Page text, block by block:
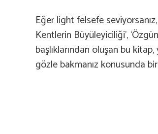
Eğer light felsefe seviyorsanız,
Kentlerin Büyüleyiciliği’,
başlıklarından oluşan bu
gözle bakmanız konusunda